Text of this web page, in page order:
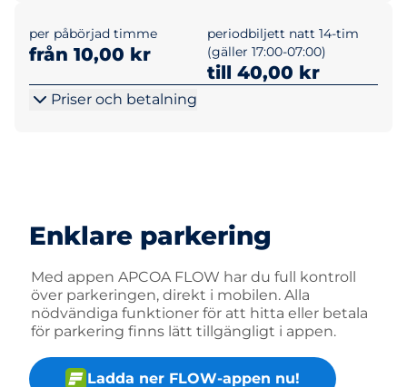
per påbörjad timme
från 10,00 kr
periodbiljett natt 14-tim
(gäller 17:00-07:00)
till 40,00 kr
Priser och betalning
Enklare parkering
Med appen APCOA FLOW har du full kontroll
över parkeringen, direkt i mobilen. Alla
nödvändiga funktioner för att hitta eller betala
för parkering finns lätt tillgängligt i appen.
Ladda ner FLOW-appen nu!